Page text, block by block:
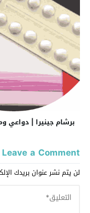
برشام جينيرا | دواعي
Leave a Comment
لن يتم نشر عنوان بريدك